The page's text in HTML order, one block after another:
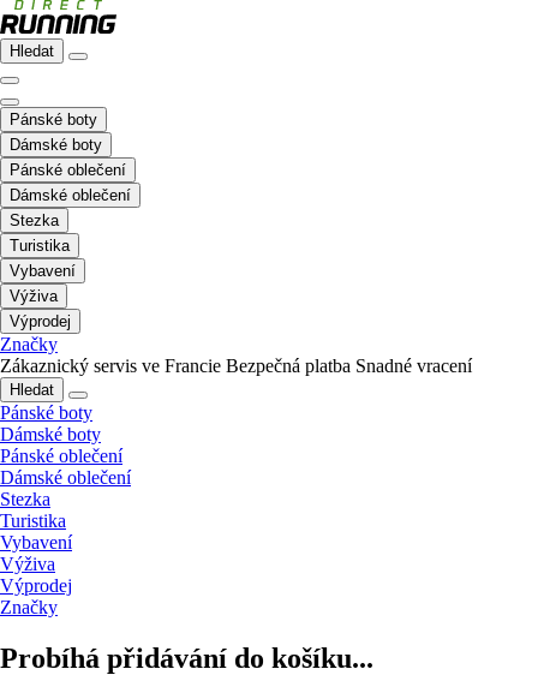
Hledat
Pánské boty
Dámské boty
Pánské oblečení
Dámské oblečení
Stezka
Turistika
Vybavení
Výživa
Výprodej
Značky
Zákaznický servis ve Francie Bezpečná platba Snadné vracení
Hledat
Pánské boty
Dámské boty
Pánské oblečení
Dámské oblečení
Stezka
Turistika
Vybavení
Výživa
Výprodej
Značky
Probíhá přidávání do košíku...